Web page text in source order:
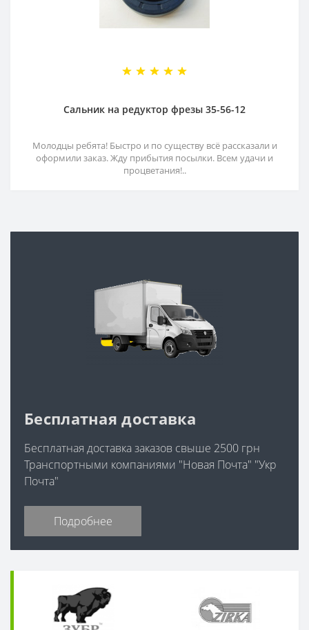
Сальник на редуктор фрезы 35-56-12
Молодцы ребята! Быстро и по существу всё рассказали и
оформили заказ. Жду прибытия посылки. Всем удачи и
процветания!..
Бесплатная доставка
Бесплатная доставка заказов свыше 2500 грн
Транспортными компаниями "Новая Почта" "Укр
Почта"
Подробнее